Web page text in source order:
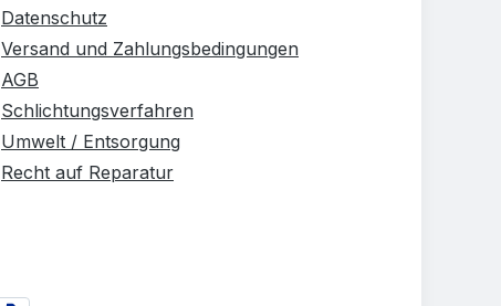
Datenschutz
Versand und Zahlungsbedingungen
AGB
Schlichtungsverfahren
Umwelt / Entsorgung
Recht auf Reparatur